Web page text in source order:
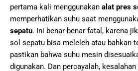
pertama kali menggunakan alat pres
memperhatikan suhu saat
sepatu. Ini benar-benar fatal, karena
sol sepatu bisa meleleh atau bahkan
pastikan bahwa suhu mesin
digunakan. Dan percayalah,